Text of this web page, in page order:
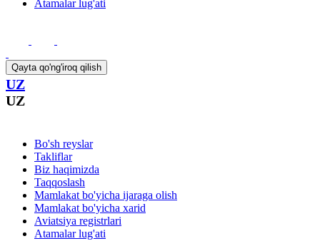
Atamalar lug'ati
Qayta qo'ng'iroq qilish
UZ
UZ
Bo'sh reyslar
Takliflar
Biz haqimizda
Taqqoslash
Mamlakat bo'yicha ijaraga olish
Mamlakat bo'yicha xarid
Aviatsiya registrlari
Atamalar lug'ati